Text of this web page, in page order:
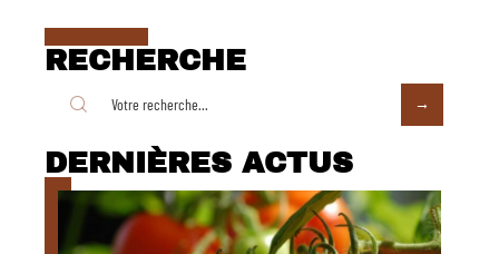
RECHERCHE
DERNIÈRES ACTUS